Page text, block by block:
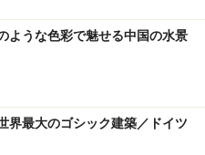
ような色彩で魅せる中国の水景
界最大のゴシック建築／ドイツ